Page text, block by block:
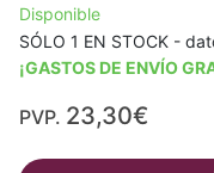
Disponible
SÓLO 1 EN STOCK -
¡GASTOS DE ENVÍO
PVP. 23,30€